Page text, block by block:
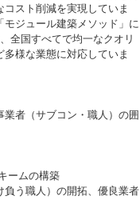
スト削減を実現していま
ジュール建築メソッド」に
全国すべてで均一なクオリ
様な業態に対応していま
者（サブコン・職人）の囲
ームの構築
負う職人）の開拓、優良業者